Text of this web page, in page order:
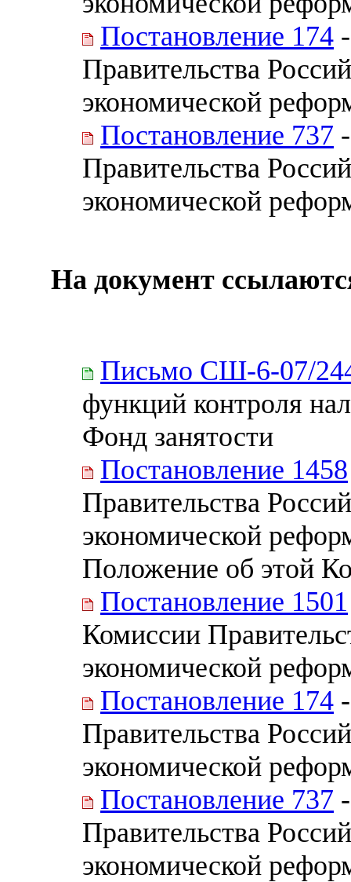
Постановление 174
Правительства
экономической
Постановление 737
Правительства
экономической
На документ
Письмо СШ-6-07/
функций контроля
Фонд занятости
Постановление 1458
Правительства
экономической
Положение об этой
Постановление 1501
Комиссии
экономической
Постановление 174
Правительства
экономической
Постановление 737
Правительства
экономической